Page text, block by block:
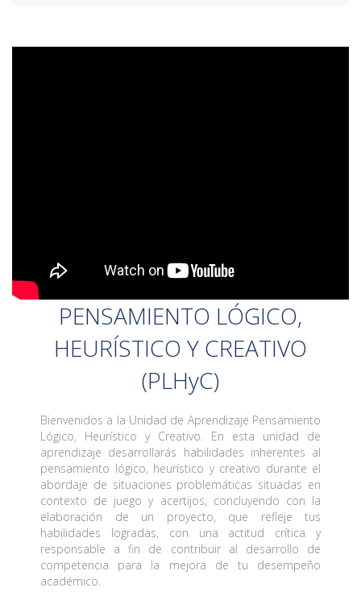
PENSAMIENTO LÓGICO,
HEURÍSTICO Y CREATIVO
(PLHyC)
Bienvenidos a la Unidad de Aprendizaje Pensamiento
Lógico, Heurístico y Creativo. En esta unidad de
aprendizaje desarrollarás habilidades inherentes al
pensamiento lógico, heurístico y creativo durante el
abordaje de situaciones problemáticas situadas en
contexto de juego y acertijos, concluyendo con la
elaboración de un proyecto, que refleje tus
habilidades logradas, con una actitud crítica y
responsable a fin de contribuir al desarrollo de
competencia para la mejora de tu desempeño
académico.